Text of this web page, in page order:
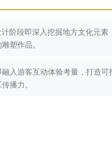
计阶段即深入挖掘地方文化元素
塑作品。
入游客互动体验考量，打造可
播力。